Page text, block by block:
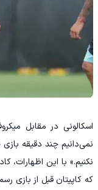
اسکالونی در مقابل
نمی‌دانیم چند دقیقه
نکنیم.» با این اظهارات،
که کاپیتان قبل از بازی